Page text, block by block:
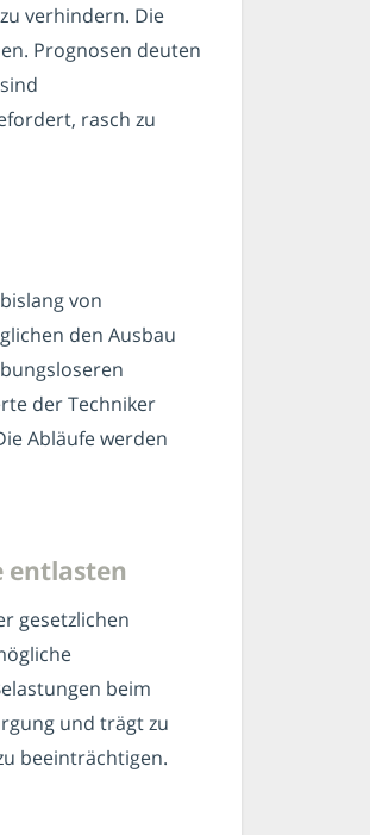
verhindern. Die
Prognosen deuten
rasch zu
von
den Ausbau
der Techniker
Abläufe werden
entlasten
gesetzlichen
beim
und trägt zu
beeinträchtigen.